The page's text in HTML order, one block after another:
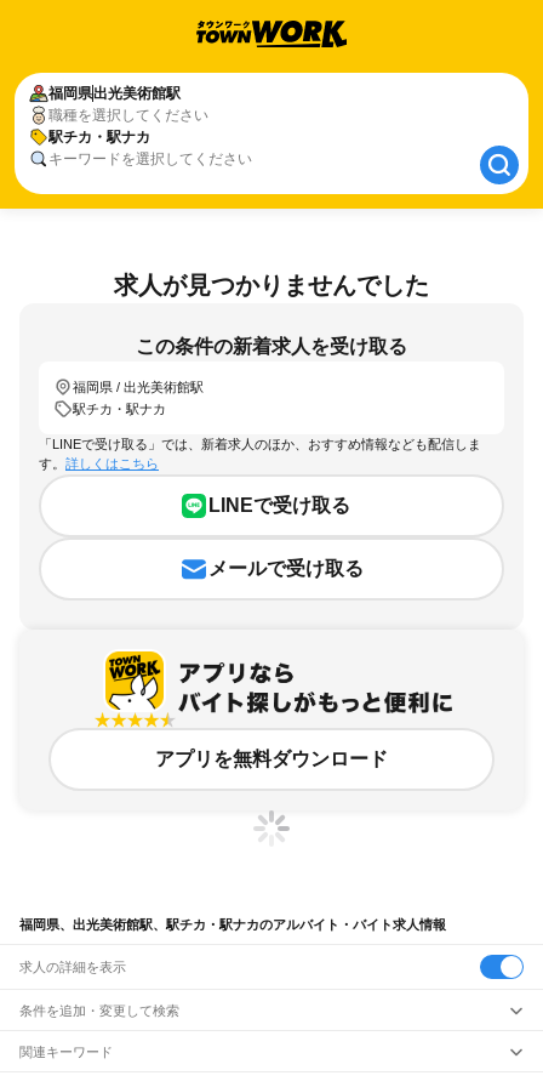
福岡県出光美術館駅
職種を選択してください
駅チカ・駅ナカ
キーワードを選択してください
福岡県出光美術館駅
駅チカ・駅ナカ
求人が見つかりませんでした
この条件の新着求人を受け取る
福岡県 / 出光美術館駅
駅チカ・駅ナカ
「LINEで受け取る」では、新着求人のほか、おすすめ情報なども配信しま
す。 詳しくはこちら
LINEで受け取る
メールで受け取る
アプリを無料ダウンロード
福岡県、出光美術館駅、駅チカ・駅ナカのアルバイト・バイト求人情報
求人の詳細を表示
条件を追加・変更して検索
市区町村を追加・変更
関連キーワード